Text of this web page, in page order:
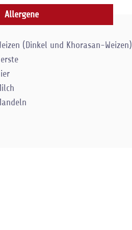
Allergene
(Dinkel und Khorasan-Weizen)